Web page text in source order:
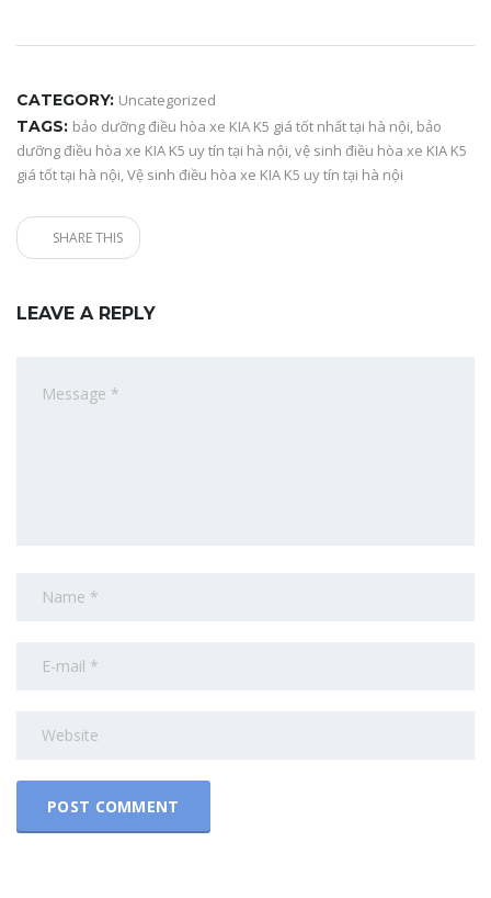
CATEGORY: Uncategorized
TAGS: bảo dưỡng điều hòa xe KIA K5 giá tốt nhất tại hà nội, bảo
dưỡng điều hòa xe KIA K5 uy tín tại hà nội,vệ sinh điều hòa xe KIA K5
giá tốt tại hà nội,Vệ sinh điều hòa xe KIA K5 uy tín tại hà nội
SHARE THIS
LEAVE A REPLY